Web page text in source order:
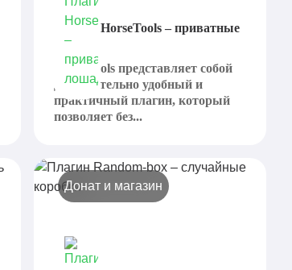
Плагин HorseTools – приватные
лошади
HorseTools представляет собой
действительно удобный и
практичный плагин, который
позволяет без...
Донат и магазин